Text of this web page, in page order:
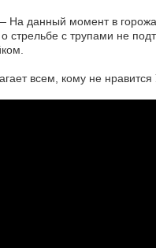
данный момент в
стрельбе с трупами не
всем, кому не